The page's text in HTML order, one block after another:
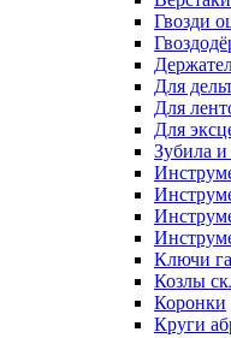
Гвозди
Для
Для
Для
Зубила
Ключи
Козлы
Коронки
Круги